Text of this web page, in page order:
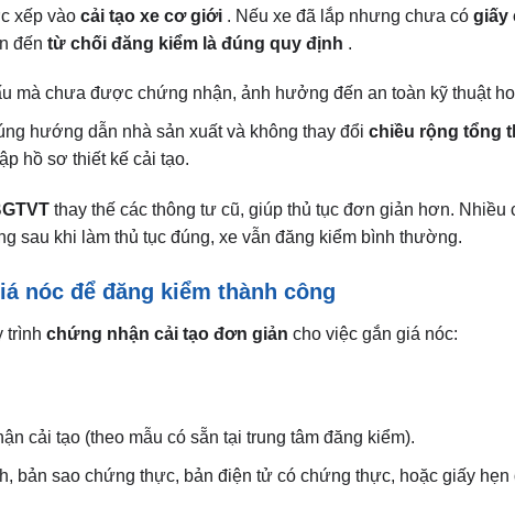
xếp vào cải tạo xe cơ giới . Nếu xe đã lắp nhưng chưa có giấy
đến từ chối đăng kiểm là đúng quy định .
mà chưa được chứng nhận, ảnh hưởng đến an toàn kỹ thuật
hướng dẫn nhà sản xuất và không thay đổi chiều rộng tổng
hồ sơ thiết kế cải tạo.
thay thế các thông tư cũ, giúp thủ tục đơn giản hơn. Nhiều
sau khi làm thủ tục đúng, xe vẫn đăng kiểm bình thường.
nóc để đăng kiểm thành công
trình chứng nhận cải tạo đơn giản cho việc gắn giá nóc:
cải tạo (theo mẫu có sẵn tại trung tâm đăng kiểm).
bản sao chứng thực, bản điện tử có chứng thực, hoặc giấy hẹn